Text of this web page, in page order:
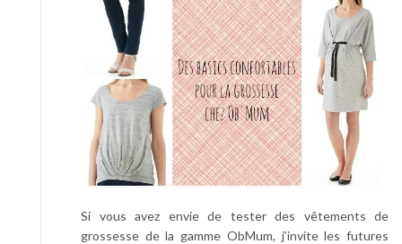
Si vous avez envie de tester des vêtements de
grossesse de la gamme ObMum, j’invite les futures